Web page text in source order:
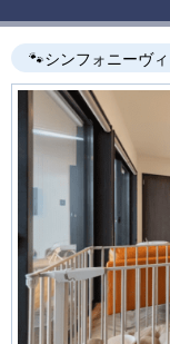
🐾シンフォニーヴ